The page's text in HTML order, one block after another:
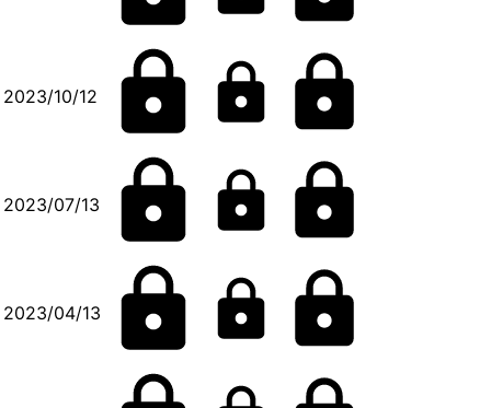
2023/10/12
2023/07/13
2023/04/13